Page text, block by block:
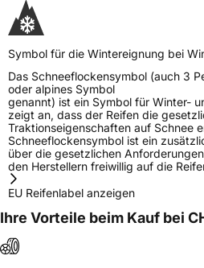
Symbol für die Wintereignung bei
Das Schneeflockensymbol (auch 3
oder alpines Symbol
genannt) ist ein Symbol für Winter-
zeigt an, dass der Reifen die
Traktionseigenschaften auf Schnee
Schneeflockensymbol ist ein
über die gesetzlichen
den Herstellern freiwillig auf die
EU Reifenlabel anzeigen
Ihre Vorteile beim Kauf bei